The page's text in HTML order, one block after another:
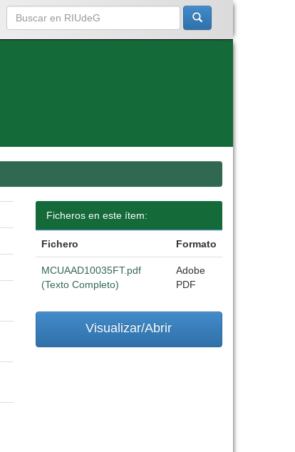
Ficheros en este ítem:
Fichero Formato
MCUAAD10035FT.pdf
(Texto Completo)
Adobe
PDF
Visualizar/Abrir